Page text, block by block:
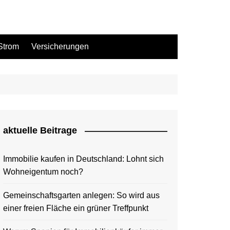
Versicherungen
aktuelle Beitrage
Immobilie kaufen in Deutschland: Lohnt sich
Wohneigentum noch?
Gemeinschaftsgarten anlegen: So wird aus
einer freien Fläche ein grüner Treffpunkt